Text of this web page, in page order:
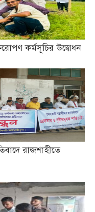
কর্মসূচির উদ্বোধন
রাজশাহীতে